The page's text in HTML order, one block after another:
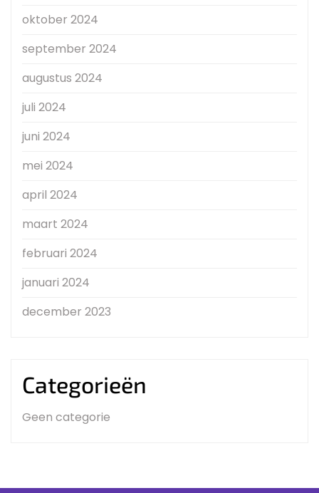
oktober 2024
september 2024
augustus 2024
juli 2024
juni 2024
mei 2024
april 2024
maart 2024
februari 2024
januari 2024
december 2023
Categorieën
Geen categorie